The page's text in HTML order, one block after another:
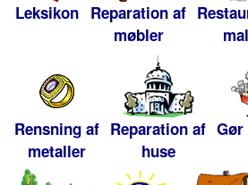
Leksikon Reparation af
møbler
Rensning af
metaller
Reparation af
huse
Gør